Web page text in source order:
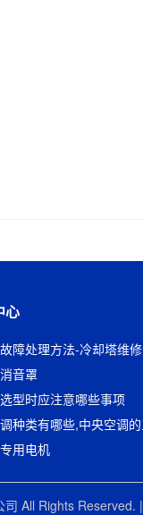
心
音罩
型时应注意哪些事项
用电机
All Rights Reserved. |